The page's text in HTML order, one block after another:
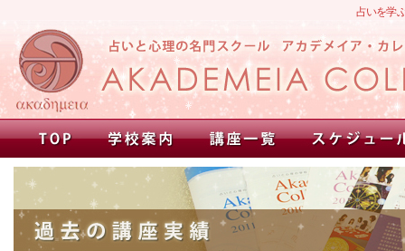
占いを学